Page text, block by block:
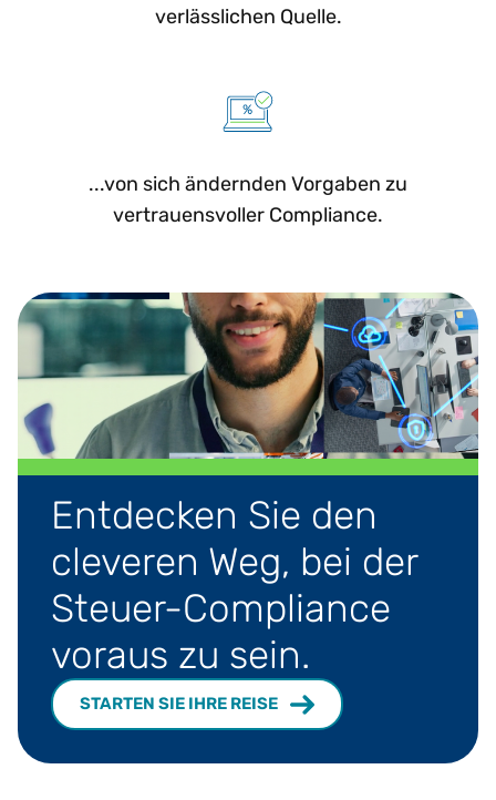
verlässlichen Quelle.
...von sich ändernden Vorgaben zu
vertrauensvoller Compliance.
Entdecken Sie den
cleveren Weg, bei der
Steuer-Compliance
voraus zu sein.
STARTEN SIE IHRE REISE